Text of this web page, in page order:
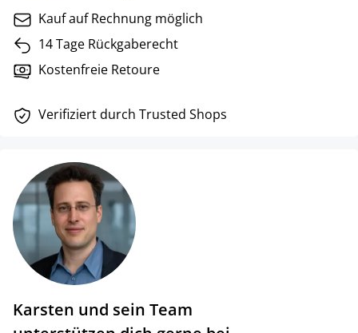
Kauf auf Rechnung möglich
14 Tage Rückgaberecht
Kostenfreie Retoure
Verifiziert durch Trusted Shops
Karsten und sein Team